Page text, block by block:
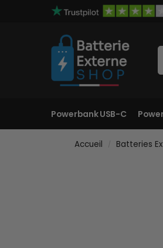
Powerbank USB-C
Accueil Batteries